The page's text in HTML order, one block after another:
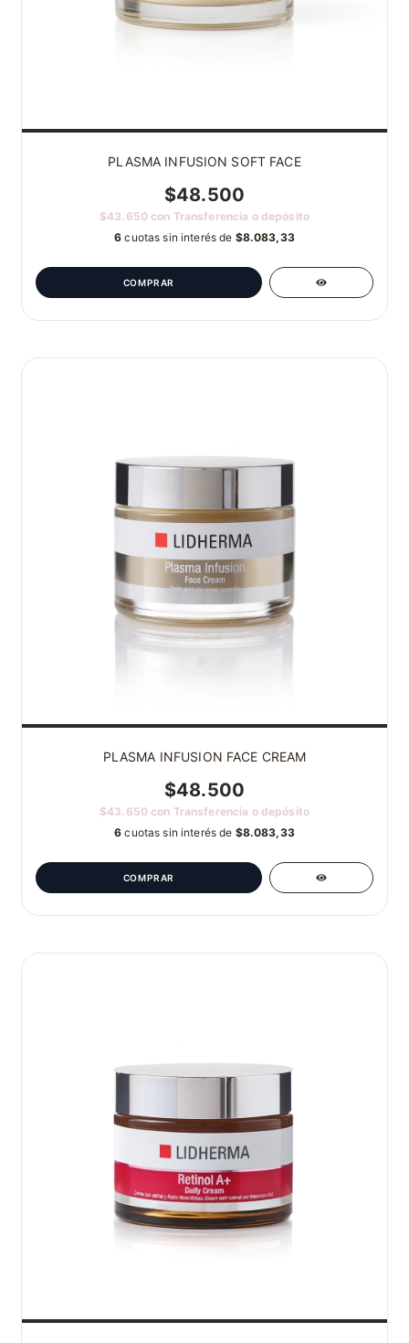
PLASMA INFUSION SOFT FACE
$48.500
$43.650con Transferencia o depósito
6 cuotas sin interés de $8.083,33
PLASMA INFUSION FACE CREAM
$48.500
$43.650con Transferencia o depósito
6 cuotas sin interés de $8.083,33